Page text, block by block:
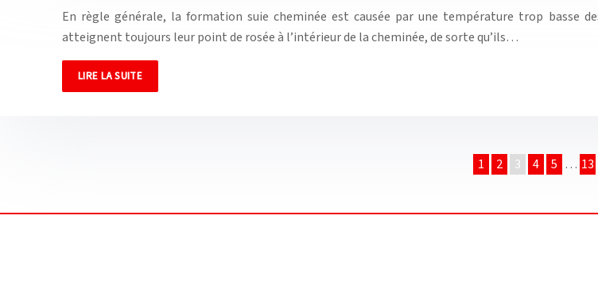
En règle générale, la formation suie cheminée est causée par une température trop basse
atteignent toujours leur point de rosée à l’intérieur de la cheminée, de sorte qu’ils…
LIRE LA SUITE
1 2 3 4 5 … 13